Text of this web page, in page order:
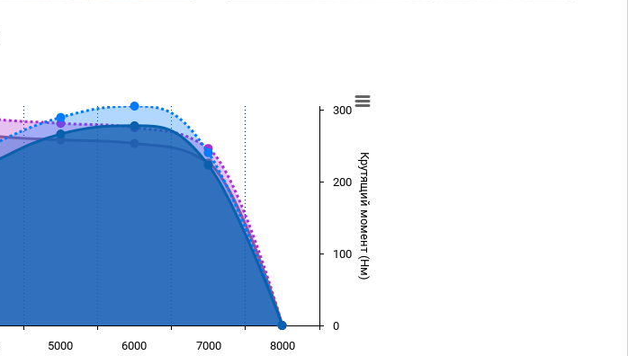
Крутящий момент (Нм)
5000 6000 7000 8000
0
100
200
300